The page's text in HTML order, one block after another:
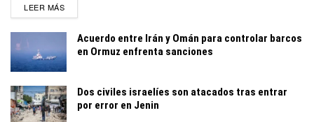
LEER MÁSDETAILS
Acuerdo entre Irán y Omán para controlar barcos
en Ormuz enfrenta sanciones
Dos civiles israelíes son atacados tras entrar
por error en Jenin